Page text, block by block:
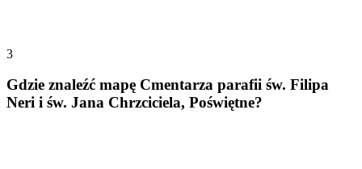
3
Gdzie znaleźć mapę Cmentarza parafii św. Filipa
Neri i św. Jana Chrzciciela, Poświętne?